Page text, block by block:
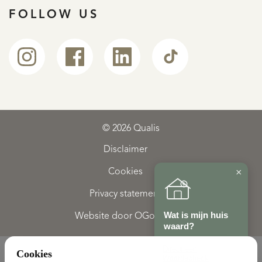
De bovenste etage is verrassend ruim en praktisch
wastafel, en de CV ketel (2021). De gehele verdieping is
De tuin rondom de woning gelegen is met zorg en oog
voor detail aangelegd. Het terras, aangelegd met
Oud-Hollandse klinkers biedt een fijne plek om buiten te
zitten en te genieten van de rustige omgeving. Daarnaast
FOLLOW US
© 2026 Qualis
Disclaimer
Cookies
Privacy statement
Website door OGonline
×
Wat is mijn huis
waard?
Cookies